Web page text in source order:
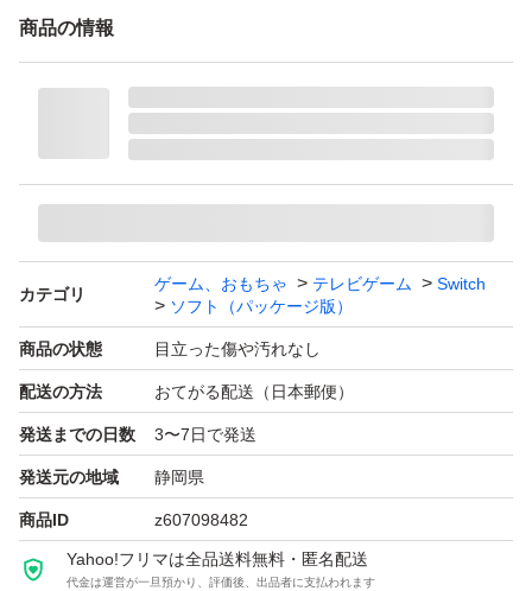
商品の情報
カテゴリ
ゲーム、おもちゃ テレビゲーム
Switch
ソフト（パッケージ版）
商品の状態 目立った傷や汚れなし
配送の方法 おてがる配送（日本郵便）
発送までの日数 3〜7日で発送
発送元の地域 静岡県
商品ID z607098482
Yahoo!フリマは全品送料無料・匿名配送
代金は運営が一旦預かり、評価後、出品者に支払われます